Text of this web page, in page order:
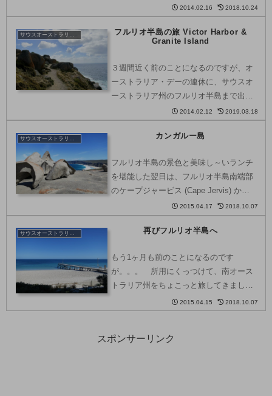
ろが、旅行の計画を立て始めてみる
と。。。３連休の中日、そして、スクー
ルホリデー最後の日曜日、更には、Tour
2014.02.16 2018.10.24
フルリオ半島の旅 Victor Harbor &
Granite Island
３週間近く前のことになるのですが、オ
ーストラリア・デーの連休に、サウスオ
ーストラリア州のフルリオ半島まで出か
けてきました。フルリオ半島 （Fleurieu
Peninsula） は、アデレード (Adelaide)
の南に伸びる半島。 半島...
2014.02.12 2019.03.18
カンガルー島
フルリオ半島の景色と美味し～いランチ
を堪能した翌日は、フルリオ半島南端部
のケープジャービス (Cape Jervis) から
フェリーに乗って、カンガルー島へ。カ
ンガルー島 (Kangaroo Island) を訪れる
のは、私は今回で２度目、...
2015.04.17 2018.10.07
サウスオーストラリア州 再びフルリオ半島へ
もう1ヶ月も前のことになるのです
が。。。 所用にくっつけて、南オース
トラリア州をちょこっと旅してきまし
た。今回訪れたのは、南オーストラリア
州のフルリオ半島と、その先にあるカン
Peninsula) ...
2015.04.15 2018.10.07
スポンサーリンク